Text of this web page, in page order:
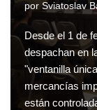
por Sviatoslav
Desde el 1 de
despachan en
"ventanilla
mercancías
están